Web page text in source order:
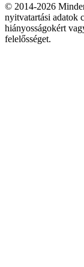
© 2014-2026
nyitvatartási adatok
hiányosságokért
felelősséget.